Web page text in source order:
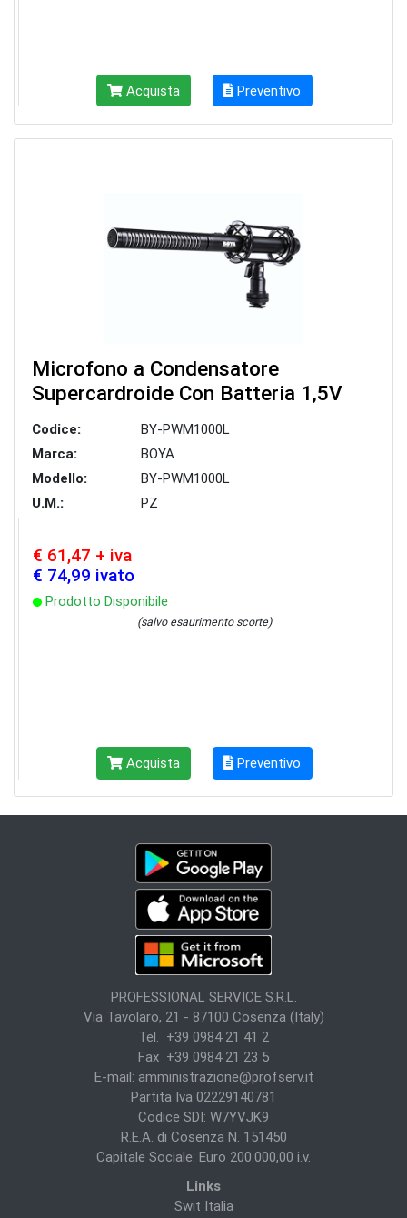
Acquista Preventivo
Microfono a Condensatore
Supercardroide Con Batteria 1,5V
Codice:
BY-PWM1000L
Marca:
BOYA
Modello:
BY-PWM1000L
U.M.:
PZ
€ 61,47 + iva
€ 74,99 ivato
Prodotto Disponibile
(salvo esaurimento scorte)
Acquista Preventivo
PROFESSIONAL SERVICE S.R.L.
Via Tavolaro, 21 - 87100 Cosenza (Italy)
Tel. +39 0984 21 41 2
Fax +39 0984 21 23 5
E-mail: amministrazione@profserv.it
Partita Iva 02229140781
Codice SDI: W7YVJK9
R.E.A. di Cosenza N. 151450
Capitale Sociale: Euro 200.000,00 i.v.
Links
Swit Italia